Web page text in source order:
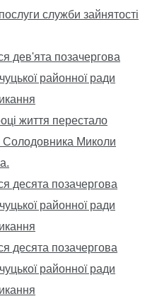
служби зайнятості
дев'ята позачергова
районної ради
життя перестало
Солодовника Миколи
десята позачергова
районної ради
десята позачергова
районної ради